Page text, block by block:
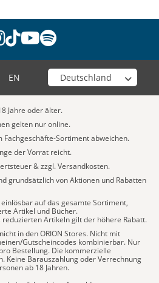
tiktok
youtube
spotify
EN Wähle deinen Shop
Jahre oder älter.
gelten nur online.
Fachgeschäfte-Sortiment abweichen.
der Vorrat reicht.
& zzgl. Versandkosten.
grundsätzlich von Aktionen und Rabatten
auf das gesamte Sortiment,
Artikel und Bücher.
Artikeln gilt der höhere Rabatt.
in den ORION Stores. Nicht mit
Gutscheincodes kombinierbar. Nur
Bestellung. Die kommerzielle
Keine Barauszahlung oder Verrechnung
ab 18 Jahren.